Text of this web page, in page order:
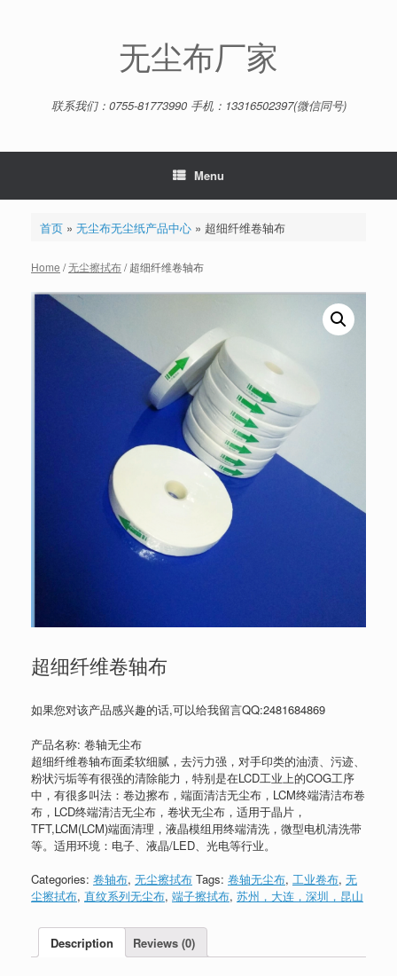
无尘布厂家
联系我们：0755-81773990 手机：13316502397(微信同号)
Menu
首页» 无尘布无尘纸产品中心» 超细纤维卷轴布
Home /无尘擦拭布/ 超细纤维卷轴布
超细纤维卷轴布
如果您对该产品感兴趣的话,可以给我留言QQ:2481684869
产品名称: 卷轴无尘布
超细纤维卷轴布面柔软细腻，去污力强，对手印类的油渍、污迹、
粉状污垢等有很强的清除能力，特别是在LCD工业上的COG工序
中，有很多叫法：卷边擦布，端面清洁无尘布，LCM终端清洁布卷
布，LCD终端清洁无尘布，卷状无尘布，适用于晶片，
TFT,LCM(LCM)端面清理，液晶模组用终端清洗，微型电机清洗带
等。适用环境：电子、液晶/LED、光电等行业。
Categories: 卷轴布, 无尘擦拭布 Tags: 卷轴无尘布, 工业卷布, 无
尘擦拭布, 直纹系列无尘布, 端子擦拭布, 苏州，大连，深圳，昆山
Description Reviews (0)